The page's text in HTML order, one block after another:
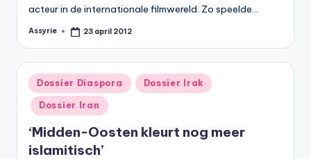
acteur in de internationale filmwereld. Zo speelde…
Geplaatst
Assyrie 23 april 2012
Geplaatst
in
Dossier Diaspora Dossier Irak
Dossier Iran
‘Midden-Oosten kleurt nog meer
islamitisch’